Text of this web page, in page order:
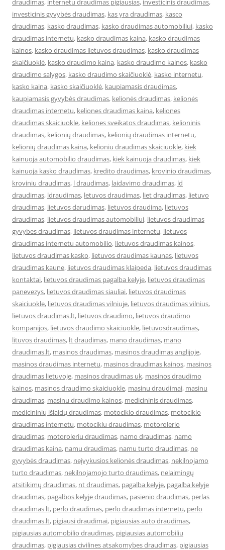
draudimas, internetu draudimas pigiausias, investicinis draudimas,
investicinis gyvybės draudimas, kas yra draudimas, kasco
draudimas, kasko draudimas, kasko draudimas automobiliui, kasko
draudimas internetu, kasko draudimas kaina, kasko draudimas
kainos, kasko draudimas lietuvos draudimas, kasko draudimas
skaičiuoklė, kasko draudimo kaina, kasko draudimo kainos, kasko
draudimo salygos, kasko draudimo skaičiuoklė, kasko internetu,
kasko kaina, kasko skaičiuoklė, kaupiamasis draudimas,
kaupiamasis gyvybės draudimas, kelionės draudimas, kelionės
draudimas internetu, keliones draudimas kaina, keliones
draudimas skaiciuokle, keliones sveikatos draudimas, kelioninis
draudimas, kelionių draudimas, kelionių draudimas internetu,
kelionių draudimas kaina, kelioniu draudimas skaiciuokle, kiek
kainuoja automobilio draudimas, kiek kainuoja draudimas, kiek
kainuoja kasko draudimas, kredito draudimas, krovinio draudimas,
kroviniu draudimas, l draudimas, laidavimo draudimas, ld
draudimas, ldraudimas, letuvos draudimas, liet draudimas, lietuvo
draudimas, lietuvos darudimas, lietuvos draudima, lietuvos
draudimas, lietuvos draudimas automobiliui, lietuvos draudimas
gyvybes draudimas, lietuvos draudimas internetu, lietuvos
draudimas internetu automobilio, lietuvos draudimas kainos,
lietuvos draudimas kasko, lietuvos draudimas kaunas, lietuvos
draudimas kaune, lietuvos draudimas klaipeda, lietuvos draudimas
kontaktai, lietuvos draudimas pagalba kelyje, lietuvos draudimas
panevezys, lietuvos draudimas siauliai, lietuvos draudimas
skaiciuokle, lietuvos draudimas vilniuje, lietuvos draudimas vilnius,
lietuvos draudimas.lt, lietuvos draudimo, lietuvos draudimo
kompanijos, lietuvos draudimo skaiciuokle, lietuvosdraudimas,
lituvos draudimas, lt draudimas, mano draudimas, mano
draudimas.lt, masinos draudimas, masinos draudimas anglijoje,
masinos draudimas internetu, masinos draudimas kainos, masinos
draudimas lietuvoje, masinos draudimas uk, masinos draudimo
kainos, masinos draudimo skaiciuokle, masinu draudimai, masinu
draudimas, masinu draudimo kainos, medicininis draudimas,
medicininių išlaidų draudimas, motociklo draudimas, motociklo
draudimas internetu, motociklu draudimas, motorolerio
draudimas, motoroleriu draudimas, namo draudimas, namo
draudimas kaina, namu draudimas, namu turto draudimas, ne
gyvybės draudimas, neįvykusios kelionės draudimas, nekilnojamo
turto draudimas, nekilnojamojo turto draudimas, nelaimingų
atsitikimų draudimas, nt draudimas, pagalba kelyje, pagalba kelyje
draudimas, pagalbos kelyje draudimas, pasienio draudimas, perlas
draudimas lt, perlo draudimas, perlo draudimas internetu, perlo
draudimas.lt, pigiausi draudimai, pigiausias auto draudimas,
pigiausias automobilio draudimas, pigiausias automobiliu
draudimas, pigiausias civilines atsakomybes draudimas, pigiausias